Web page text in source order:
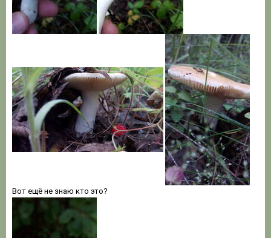
Вот ещё не знаю кто это?